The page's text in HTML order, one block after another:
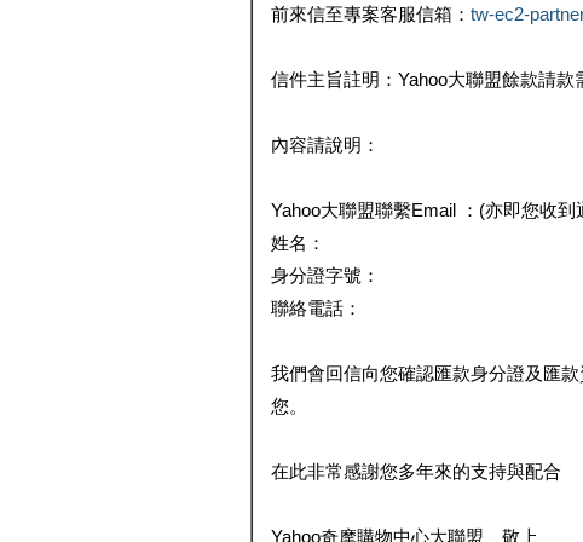
前來信至專案客服信箱： tw-ec2-
信件主旨註明：Yahoo大聯盟餘款請款
內容請說明：
Yahoo大聯盟聯繫Email ：(亦即您收
姓名：
身分證字號：
聯絡電話：
我們會回信向您確認匯款身分證及匯
您。
在此非常感謝您多年來的支持與配合
Yahoo奇摩購物中心大聯盟 敬上